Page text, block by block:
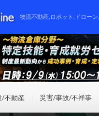
物流不動産,ロボット,ドロー
/不動産 災害/事故/不祥事